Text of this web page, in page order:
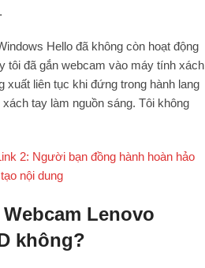
Hello đã không còn hoạt động
tôi đã gắn webcam vào máy tính xách
xuất liên tục khi đứng trong hành lang
tay làm nguồn sáng. Tôi không
2: Người bạn đồng hành hoàn hảo
nội dung
Lenovo
không?